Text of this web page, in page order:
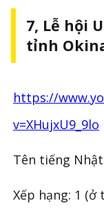
7, Lễ hội
tỉnh
https://
v=XHujxU9_9lo
Tên tiếng
Xếp hạng: 1 (ở